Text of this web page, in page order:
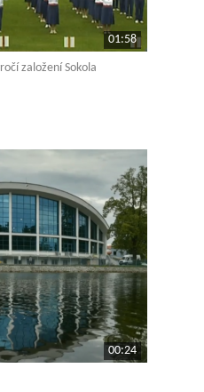
01:58
založení Sokola
00:24